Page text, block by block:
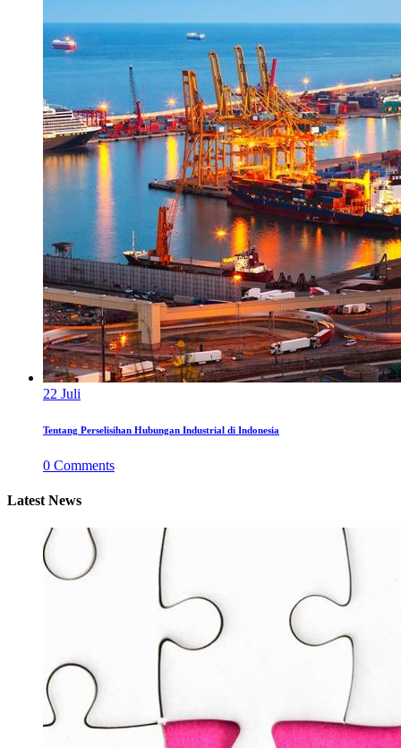
22 Juli
Tentang Perselisihan Hubungan Industrial di Indonesia
0 Comments
Latest News